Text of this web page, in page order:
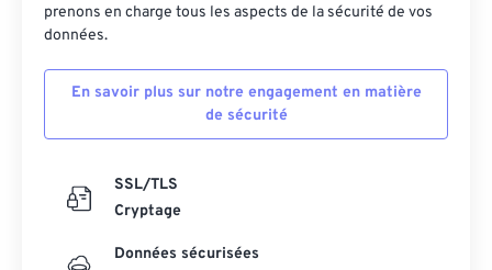
prenons en charge tous les aspects de la sécurité de vos
données.
En savoir plus sur notre engagement en matière
de sécurité
SSL/TLS
Cryptage
Données sécurisées